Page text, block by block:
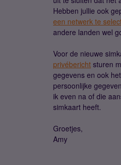
Hebben jullie ook
een netwerk te
andere landen wel
Voor de nieuwe
privébericht sturen
gegevens en ook
persoonlijke
ik even na of die
simkaart heeft.
Groetjes,
Amy